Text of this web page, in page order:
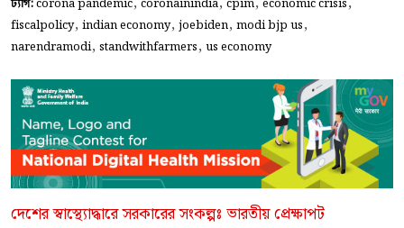
fiscalpolicy, indian economy, joebiden, modi bjp us,
narendramodi, standwithfarmers, us economy
দেশের স্বাস্থ্যোদ্ধারে সরকারের সংকল্পঃ ভারতীয় প্রেক্ষাপট